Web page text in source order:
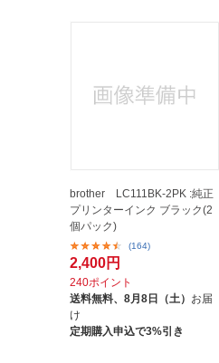
brother LC111BK-2PK :純正
プリンターインク ブラック(2
個パック)
(164)
2,400円
240ポイント
送料無料、 8月8日（土） お届
け
定期購入申込で3%引き